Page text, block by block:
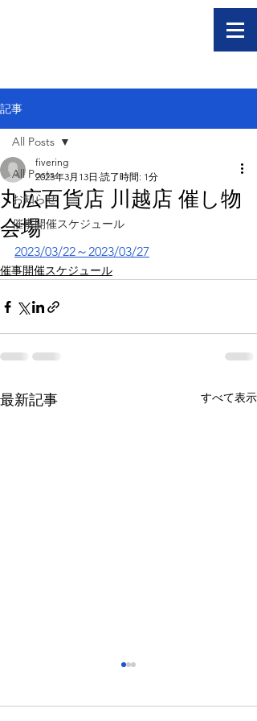
記事
All Posts
お知らせ
催事開催スケジュール
All Posts
丸広百貨店 川越店 催し物
会場
fivering
2023年3月13日 読了時間: 1分
2023/03/22～2023/03/27
催事開催スケジュール
最新記事 すべて表示